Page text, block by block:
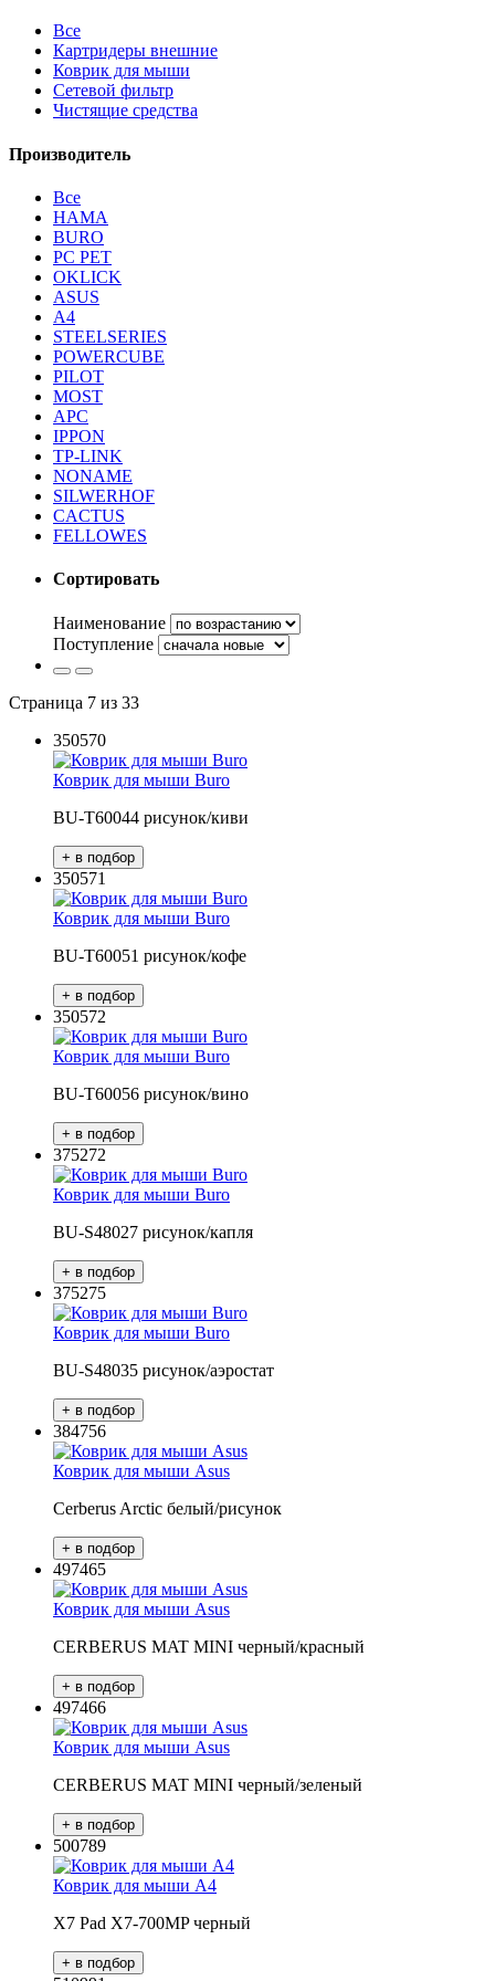
Все
Картридеры внешние
Коврик для мыши
Сетевой фильтр
Чистящие средства
Производитель
Все
HAMA
BURO
PC PET
OKLICK
ASUS
A4
STEELSERIES
POWERCUBE
PILOT
MOST
APC
IPPON
TP-LINK
NONAME
SILWERHOF
CACTUS
FELLOWES
Сортировать
Наименование
Поступление
Страница 7 из 33
350570
Коврик для мыши Buro
BU-T60044 рисунок/киви
350571
Коврик для мыши Buro
BU-T60051 рисунок/кофе
350572
Коврик для мыши Buro
BU-T60056 рисунок/вино
375272
Коврик для мыши Buro
BU-S48027 рисунок/капля
375275
Коврик для мыши Buro
BU-S48035 рисунок/аэростат
384756
Коврик для мыши Asus
Cerberus Arctic белый/рисунок
497465
Коврик для мыши Asus
CERBERUS MAT MINI черный/красный
497466
Коврик для мыши Asus
CERBERUS MAT MINI черный/зеленый
500789
Коврик для мыши A4
X7 Pad X7-700MP черный